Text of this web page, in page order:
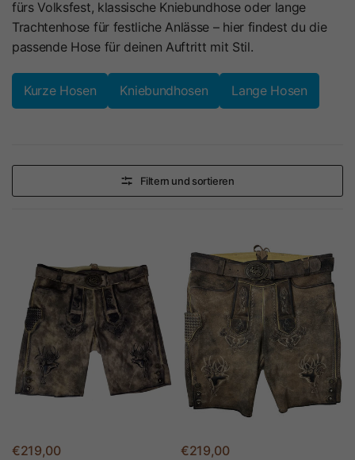
fürs Volksfest, klassische Kniebundhose oder lange
Trachtenhose für festliche Anlässe – hier findest du die
passende Hose für deinen Auftritt mit Stil.
Kurze Hosen Kniebundhosen Lange Hosen
Filtern und sortieren
€219,00
€219,00